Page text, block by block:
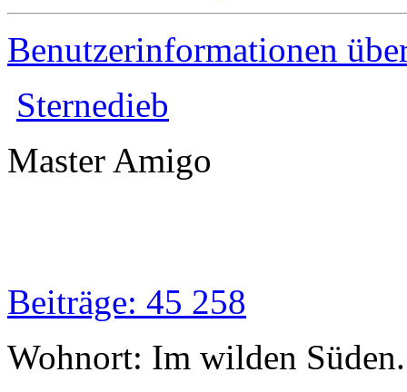
Benutzerinformationen
Sternedieb
Master Amigo
Beiträge: 45 258
Wohnort: Im wilden